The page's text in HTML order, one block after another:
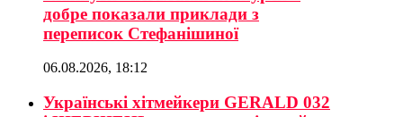
добре показали приклади з
переписок Стефанішиної
06.08.2026, 18:12
Українські хітмейкери GERALD 032